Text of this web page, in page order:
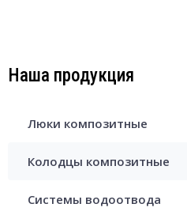
Наша продукция
Люки композитные
Колодцы композитные
Системы водоотвода